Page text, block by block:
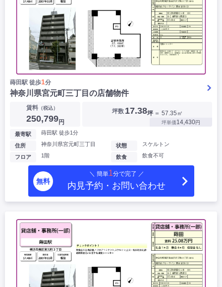
蒔田駅 徒歩1分
神奈川県宮元町三丁目の店舗物件
賃料（税込）
250,799円
坪数 17.38坪 ＝ 57.35㎡
坪単価14,430円
最寄駅 蒔田駅 徒歩1分
住所 神奈川県宮元町三丁目
フロア 1階
状態 スケルトン
飲食 飲食不可
無料
＼ 簡単1分で完了 ／
内見予約・お問い合わせ